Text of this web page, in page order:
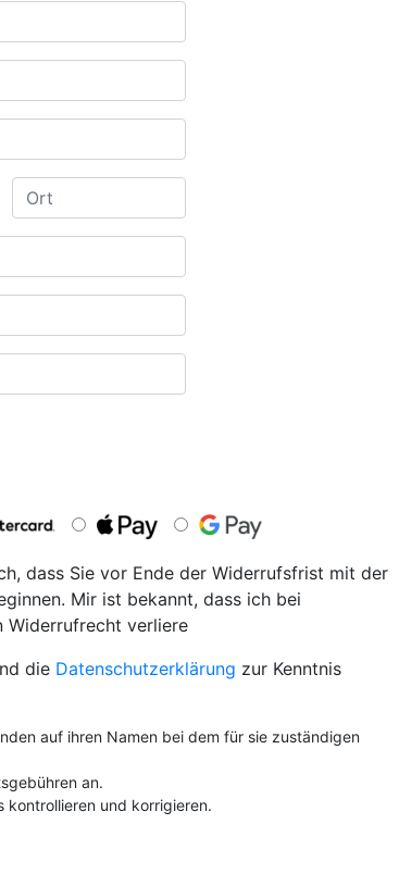
dass Sie vor Ende der Widerrufsfrist mit der
Mir ist bekannt, dass ich bei
Widerrufrecht verliere
die Datenschutzerklärung zur Kenntnis
auf ihren Namen bei dem für sie zuständigen
an.
kontrollieren und korrigieren.